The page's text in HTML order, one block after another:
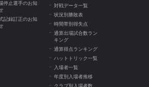
停止選手のお知
記録訂正のお知
対戦データ一覧
状況別勝敗表
時間帯別得失点
通算出場試合数ラン
キング
通算得点ランキング
ハットトリック一覧
入場者一覧
年度別入場者推移
クラブ別入場者数